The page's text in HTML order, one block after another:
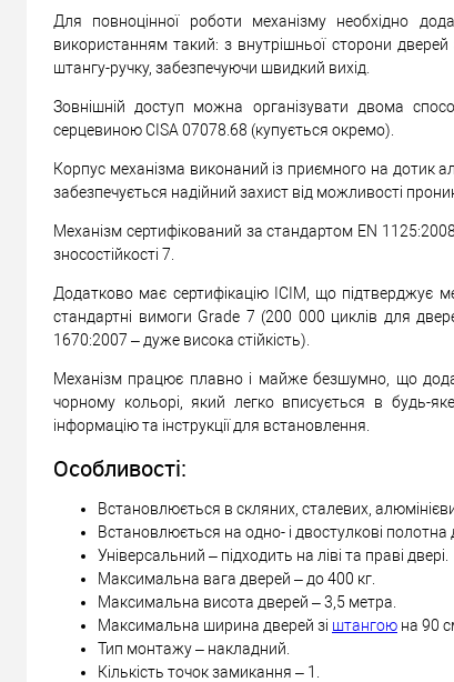
Для повноцінної роботи механізму необхідно
використанням такий: з внутрішньої сторони
штангу-ручку, забезпечуючи швидкий вихід.
Зовнішній доступ можна організувати двома
серцевиною CISA 07078.68 (купується окремо).
Корпус механізма виконаний із приємного на дотик
забезпечується надійний захист від можливості
Механізм сертифікований за стандартом EN
зносостійкості 7.
Додатково має сертифікацію ICIM, що підтверджує
стандартні вимоги Grade 7 (200 000 циклів для
1670:2007 – дуже висока стійкість).
Механізм працює плавно і майже безшумно, що
чорному кольорі, який легко вписується в будь-
інформацію та інструкції для встановлення.
Особливості:
Встановлюється в скляних, сталевих,
Встановлюється на одно- і двостулкові полотна
Універсальний – підходить на ліві та праві двері.
Максимальна вага дверей – до 400 кг.
Максимальна висота дверей – 3,5 метра.
Максимальна ширина дверей зі штангою на 90
Тип монтажу – накладний.
Кількість точок замикання – 1.